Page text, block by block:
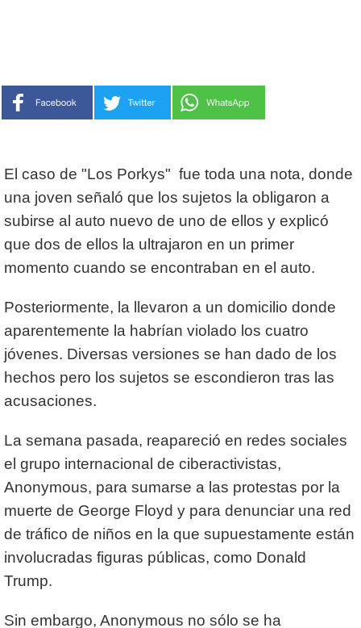
El caso de "Los Porkys" fue toda una nota, donde
una joven señaló que los sujetos la obligaron a
subirse al auto nuevo de uno de ellos y explicó
que dos de ellos la ultrajaron en un primer
momento cuando se encontraban en el auto.
Posteriormente, la llevaron a un domicilio donde
aparentemente la habrían violado los cuatro
jóvenes. Diversas versiones se han dado de los
hechos pero los sujetos se escondieron tras las
acusaciones.
La semana pasada, reapareció en redes sociales
el grupo internacional de ciberactivistas,
Anonymous, para sumarse a las protestas por la
muerte de George Floyd y para denunciar una red
de tráfico de niños en la que supuestamente están
involucradas figuras públicas, como Donald
Trump.
Sin embargo, Anonymous no sólo se ha